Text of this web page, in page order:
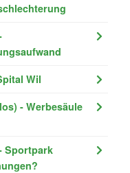
Wil
- Werbesäule
Sportpark